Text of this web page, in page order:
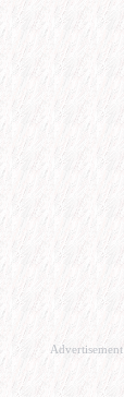
Advertisement